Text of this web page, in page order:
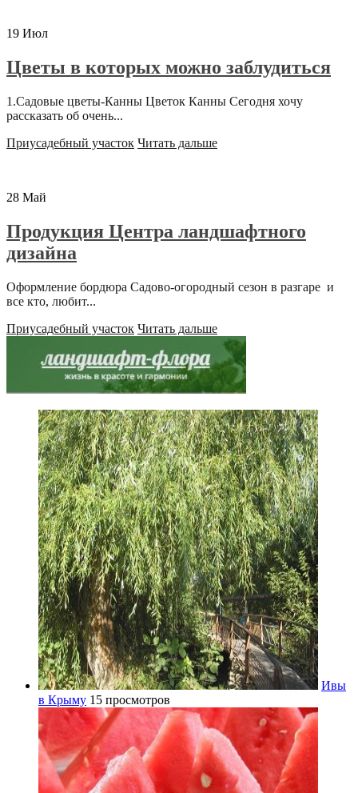
19 Июл
Цветы в которых можно заблудиться
1.Садовые цветы-Канны Цветок Канны Сегодня хочу
рассказать об очень...
Приусадебный участок Читать дальше
28 Май
Продукция Центра ландшафтного
дизайна
Оформление бордюра Садово-огородный сезон в разгаре и
все кто, любит...
Приусадебный участок Читать дальше
Ивы
в Крыму 15 просмотров